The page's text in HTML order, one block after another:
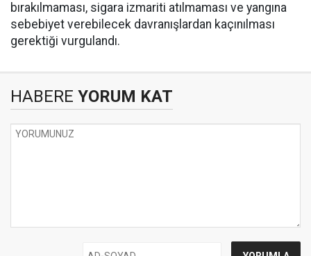
bırakılmaması, sigara izmariti atılmaması ve yangına
sebebiyet verebilecek davranışlardan kaçınılması
gerektiği vurgulandı.
HABERE YORUM KAT